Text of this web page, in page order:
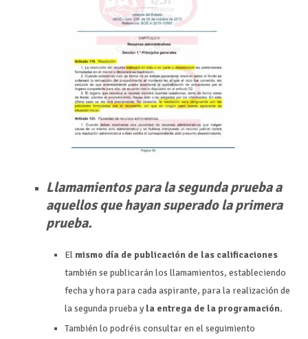
Llamamientos para la segunda prueba a
aquellos que hayan superado la primera
prueba.
El mismo día de publicación de las calificaciones
también se publicarán los llamamientos, estableciendo
fecha y hora para cada aspirante, para la realización de
la segunda prueba y la entrega de la programación.
También lo podréis consultar en el seguimiento